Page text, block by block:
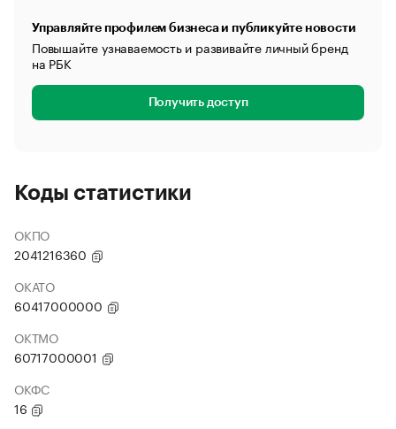
Управляйте профилем бизнеса и публикуйте новости
Повышайте узнаваемость и развивайте личный бренд
на РБК
Получить доступ
Коды статистики
ОКПО
2041216360
ОКАТО
60417000000
ОКТМО
60717000001
ОКФС
16